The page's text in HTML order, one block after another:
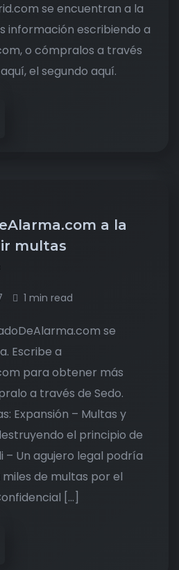
se encuentran a la
información escribiendo a
o cómpralos a través
el segundo aquí.
a la
multas
1 min read
se
Escribe a
para obtener más
a través de Sedo.
Expansión – Multas y
el principio de
– Un agujero legal podría
de multas por el
[…]